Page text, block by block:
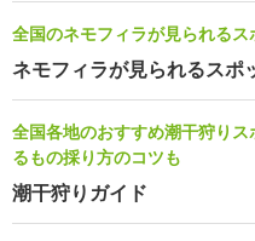
全国のネモフィラが見られる
ネモフィラが見られるスポ
全国各地のおすすめ潮干狩り
るもの採り方のコツも
潮干狩りガイド